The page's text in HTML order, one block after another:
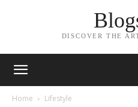
DISCOVER THE
Home Lifestyle